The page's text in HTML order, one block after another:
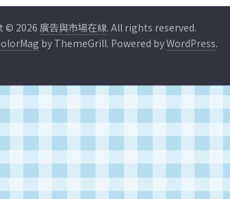
© 2026廣告與市場在線. All rights reserved.
by ThemeGrill. Powered byWordPress.